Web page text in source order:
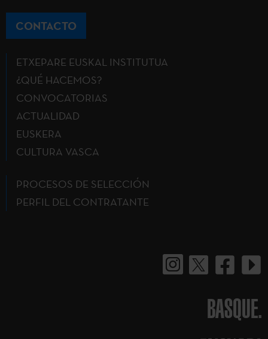
CONTACTO
ETXEPARE EUSKAL INSTITUTUA
¿QUÉ HACEMOS?
CONVOCATORIAS
ACTUALIDAD
EUSKERA
CULTURA VASCA
PROCESOS DE SELECCIÓN
PERFIL DEL CONTRATANTE
BASQUE.